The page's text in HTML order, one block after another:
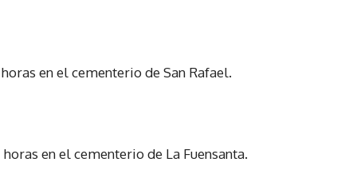
en el cementerio de San Rafael.
en el cementerio de La Fuensanta.